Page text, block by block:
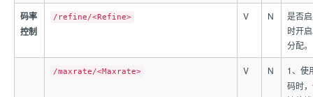
码率
控制
/refine/<Refine> V N
是否
时开
分配。
/maxrate/<Maxrate> V N
1、使
码时